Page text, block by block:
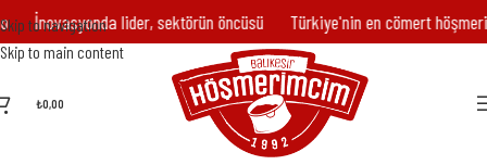
Skip to navigation
Skip to main content
İnovasyonda lider, sektörün öncüsü Türkiye'nin en cömert
₺0,00